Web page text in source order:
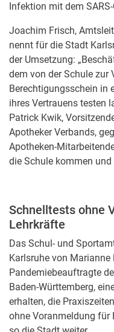
Infektion mit dem
Joachim Frisch,
nennt für die Stadt
der Umsetzung:
dem von der Schule zur
Berechtigungsschein in
ihres Vertrauens testen
Patrick Kwik,
Apotheker Verbands,
Apotheken-
die Schule kommen
Schnelltests ohne
Lehrkräfte
Das Schul- und
Karlsruhe von Marianne
Pandemiebeauftragte
Baden-Württemberg,
erhalten, die
ohne Voranmeldung für